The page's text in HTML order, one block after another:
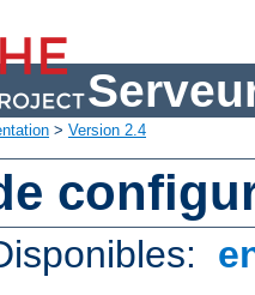
> Version 2.4